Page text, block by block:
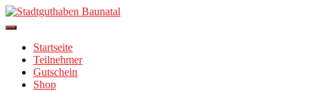
Skip
to
Startseite
Teilnehmer
Gutschein
Shop